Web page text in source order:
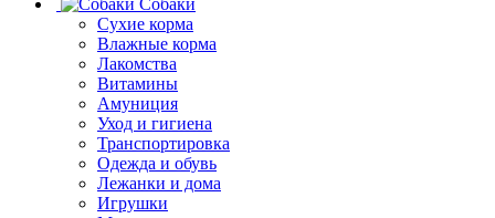
Сухие корма
Влажные корма
Лакомства
Витамины
Амуниция
Уход и гигиена
Транспортировка
Одежда и обувь
Лежанки и дома
Игрушки